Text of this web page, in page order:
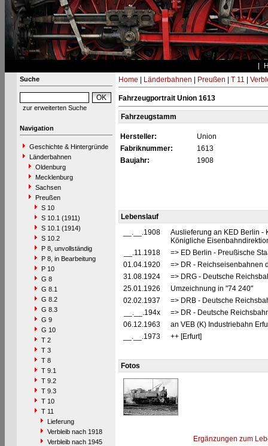
Suche
zur erweiterten Suche
Navigation
Geschichte & Hintergründe
Länderbahnen
Oldenburg
Mecklenburg
Sachsen
Preußen
S 10
S 10.1 (1911)
S 10.1 (1914)
S 10.2
P 8, unvollständig
P 8, in Bearbeitung
P 10
G 8
G 8.1
G 8.2
G 8.3
G 9
G 10
T 2
T 3
T 8
T 9.1
T 9.2
T 9.3
T 10
T 11
Lieferung
Verbleib nach 1918
Verbleib nach 1945
Home Länderbahnen Preußen T 11
Fahrzeugportrait Union 1613
Fahrzeugstamm
Hersteller:
Union
Fabriknummer:
1613
Baujahr:
1908
Lebenslauf
__.__.1908
Auslieferung an KED Berlin -
Königliche
__.11.1918
=> ED Berlin - Preußische
01.04.1920
=> DR - Reichseisenbahnen
31.08.1924
=> DRG - Deutsche
25.01.1926
Umzeichnung in "74 240"
02.02.1937
=> DRB - Deutsche
__.__.194x
=> DR - Deutsche
06.12.1963
an VEB (K) Industriebahn
__.__.1973
++ [Erfurt]
Fotos
Ergänzungen zum